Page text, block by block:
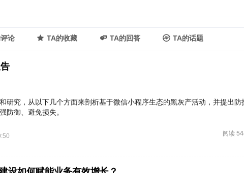
论 TA的收藏 TA的回答 TA的话题
研究，从以下几个方面来剖析基于微信小程序生态的黑灰产活动，并提出防
防御、避免损失。
阅读